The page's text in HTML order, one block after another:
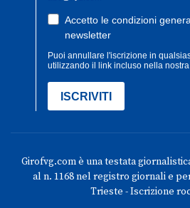
Girofvg.com è una testata
al n. 1168 nel registro giornali e
Trieste - Iscrizione